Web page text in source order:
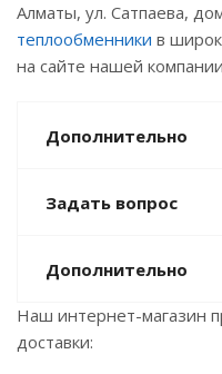
Алматы, ул. Сатпаева,
теплообменники в
на сайте нашей
Дополнительно
Задать вопрос
Дополнительно
Наш интернет-магазин
доставки: